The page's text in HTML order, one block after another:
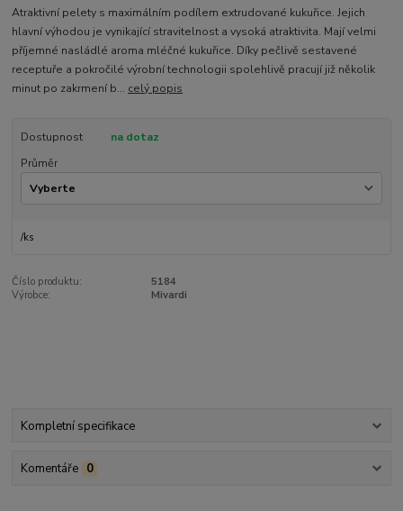
Atraktivní pelety s maximálním podílem extrudované kukuřice. Jejich
hlavní výhodou je vynikající stravitelnost a vysoká atraktivita. Mají velmi
příjemné nasládlé aroma mléčné kukuřice. Díky pečlivě sestavené
receptuře a pokročilé výrobní technologii spolehlivě pracují již několik
minut po zakrmení b... celý popis
Dostupnost
na dotaz
Průměr
/ks
Číslo produktu:
5184
Výrobce:
Mivardi
Kompletní specifikace
Komentáře 0